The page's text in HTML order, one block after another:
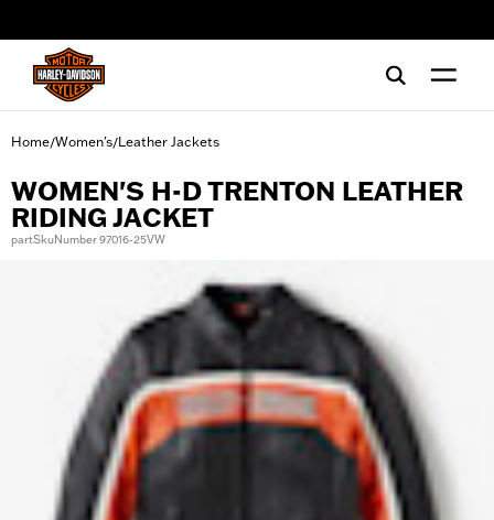
Home/Women's/Leather Jackets
WOMEN'S H-D TRENTON LEATHER
RIDING JACKET
partSkuNumber 97016-25VW